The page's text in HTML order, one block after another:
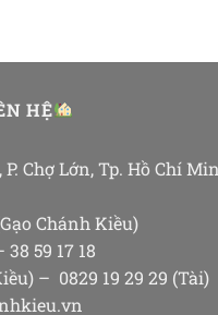
HỆ
Chợ Lớn, Tp. Hồ Chí
Chánh Kiều)
38 59 17 18
– 0829 19 29 29 (Tài)